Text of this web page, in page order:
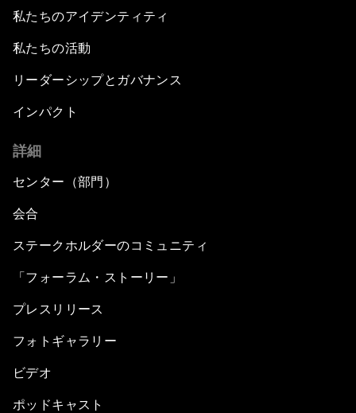
私たちのアイデンティティ
私たちの活動
リーダーシップとガバナンス
インパクト
詳細
センター（部門）
会合
ステークホルダーのコミュニティ
「フォーラム・ストーリー」
プレスリリース
フォトギャラリー
ビデオ
ポッドキャスト